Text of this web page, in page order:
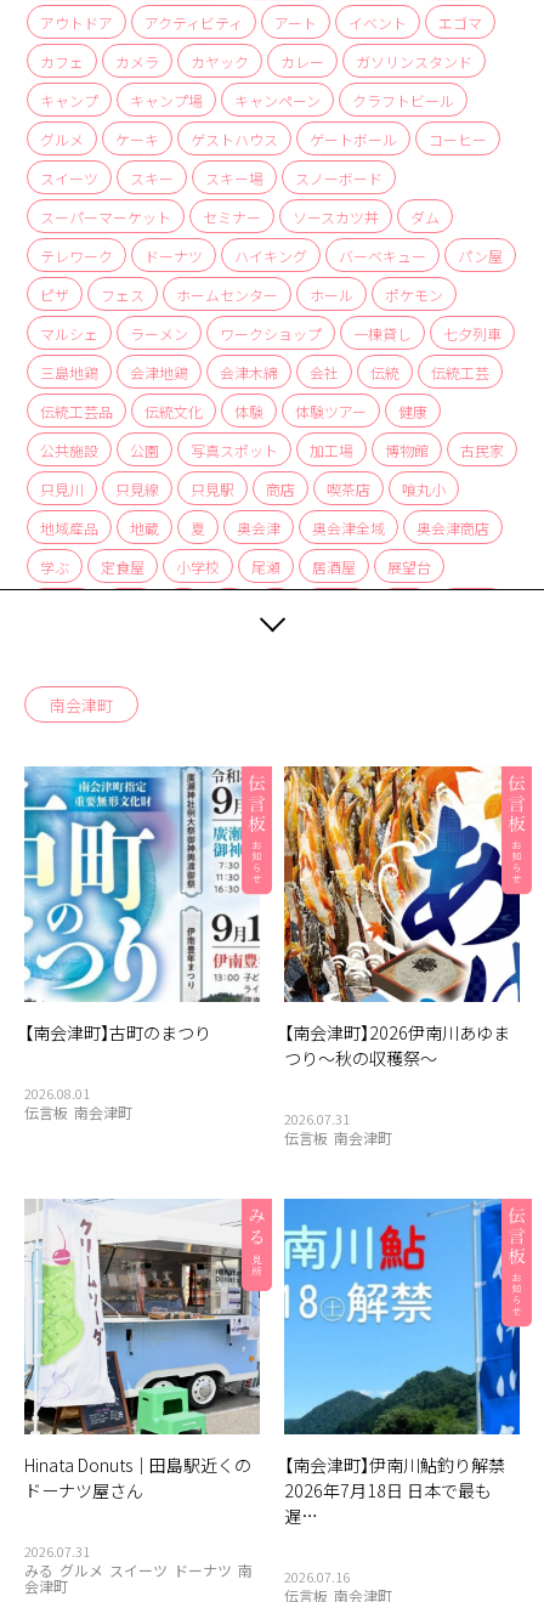
アクセス
お問い合わせ
アウトドア
アクティビティ アート イベント
エゴマ
カフェ
カメラ カヤック カレー
ガソリンスタンド
キャンプ
キャンプ場 キャンペーン
クラフトビール
グルメ
ケーキ ゲストハウス ゲートボール
コーヒー
スイーツ
スキー スキー場
スノーボード
スーパーマーケット
セミナー ソースカツ丼
ダム
テレワーク
ドーナツ ハイキング バーベキュー
パン屋
ピザ
フェス ホームセンター ホール
ポケモン
マルシェ
ラーメン ワークショップ 一棟貸し
七夕列車
三島地鶏
会津地鶏 会津木綿 会社 伝統
伝統工芸
伝統工芸品
伝統文化 体験 体験ツアー
健康
公共施設
公園 写真スポット 加工場 博物館
古民家
只見川
只見線 只見駅 商店 喫茶店
喰丸小
地域産品
地蔵 夏 奥会津 奥会津全域
奥会津商店
学ぶ
定食屋 小学校 尾瀬 居酒屋
展望台
曲げわっぱ
正月
歴史
紅葉
経木 絶景 編み組み細工 美術館
自然
自然体験
自然景観 花火大会 茅葺 蕎麦
薬局
街コン
裁ちそば 見学ツアー 観光協会
観光案内所
観光物産協会
豆腐 赤べこ 赤カボチャ 足湯
道の駅
郵便局
重要文化財 野菜 釣り 銀行 集落
雑貨
霧幻峡
霧幻峡の渡し 風景 食堂 飲食店 餅 駅
南会津町
【南会津町】古町のまつり
2026.08.01
伝言板 南会津町
【南会津町】2026伊南川あゆま
つり～秋の収穫祭～
2026.07.31
伝言板 南会津町
Hinata Donuts｜田島駅近くの
ドーナツ屋さん
2026.07.31
みる グルメ スイーツ ドーナツ 南
会津町
【南会津町】伊南川鮎釣り解禁
2026年7月18日 日本で最も
遅…
2026.07.16
伝言板 南会津町